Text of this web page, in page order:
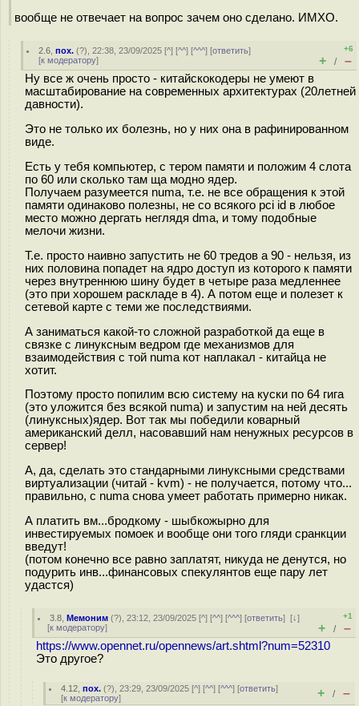
вообще не отвечает на вопрос зачем оно сделано. ИМХО.
2.6 ,пох. (?), 22:38, 23/09/2025 [^] [^^] [^^^] [ответить]
[к модератору]
+6
+ / –
Ну все ж очень просто - китайскокодеры не умеют в
масштабирование на современных архитектурах (20летней
давности).
Это не только их болезнь, но у них она в рафинированном
виде.
Есть у тебя компьютер, с тером памяти и положим 4 слота
по 60 или сколько там ща модно ядер.
Получаем разумеется numa, т.е. не все обращения к этой
памяти одинаково полезны, не со всякого pci id в любое
место можно дергать неглядя dma, и тому подобные
мелочи жизни.
Т.е. просто наивно запустить не 60 тредов а 90 - нельзя, из
них половина попадет на ядро доступ из которого к памяти
через внутреннюю шину будет в четыре раза медленнее
(это при хорошем раскладе в 4). А потом еще и полезет к
сетевой карте с теми же последствиями.
А заниматься какой-то сложной разработкой да еще в
связке с линуксным ведром где механизмов для
взаимодействия с той numa кот наплакал - китайца не
хотит.
Поэтому просто попилим всю систему на куски по 64 гига
(это уложится без всякой numa) и запустим на ней десять
(линуксных)ядер. Вот так мы победили коварный
американский делл, насовавший нам ненужных ресурсов в
сервер!
А, да, сделать это стандарными линуксными средствами
виртуализации (читай - kvm) - не получается, потому что...
правильно, с numa снова умеет работать примерно никак.
А платить вм...бродкому - шыбкожырно для
инвестируемых помоек и вообще они того гляди cрaнкции
введут!
(потом конечно все равно заплатят, никуда не денутся, но
подурить инв...финансовых спекулянтов еще пару лет
удастся)
3.8 ,Мемоним (?), 23:12, 23/09/2025 [^] [^^] [^^^] [ответить][↓]
[к модератору]
+1
+ / –
https://www.opennet.ru/opennews/art.shtml?num=52310
Это другое?
4.12 ,пох. (?), 23:29, 23/09/2025 [^] [^^] [^^^] [ответить]
[к модератору] + / –